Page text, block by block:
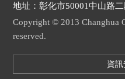
地址：彰化市50001中山路
Copyright © 2013 Changhua
reserved.
資